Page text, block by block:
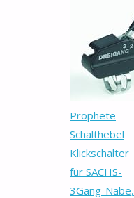
Prophete
Schalthebel
Klickschalter
für SACHS-
3Gang-Nabe,